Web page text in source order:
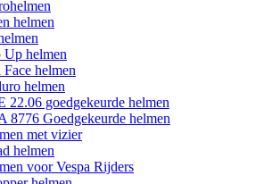
helmen
Up helmen
helmen
helmen
22.06 goedgekeurde helmen
8776 Goedgekeurde helmen
met vizier
helmen
voor Vespa Rijders